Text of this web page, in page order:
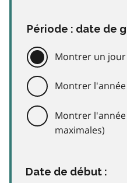
Période : date de
Montrer un jour
Montrer l'année
Montrer
maximales)
Date de début :